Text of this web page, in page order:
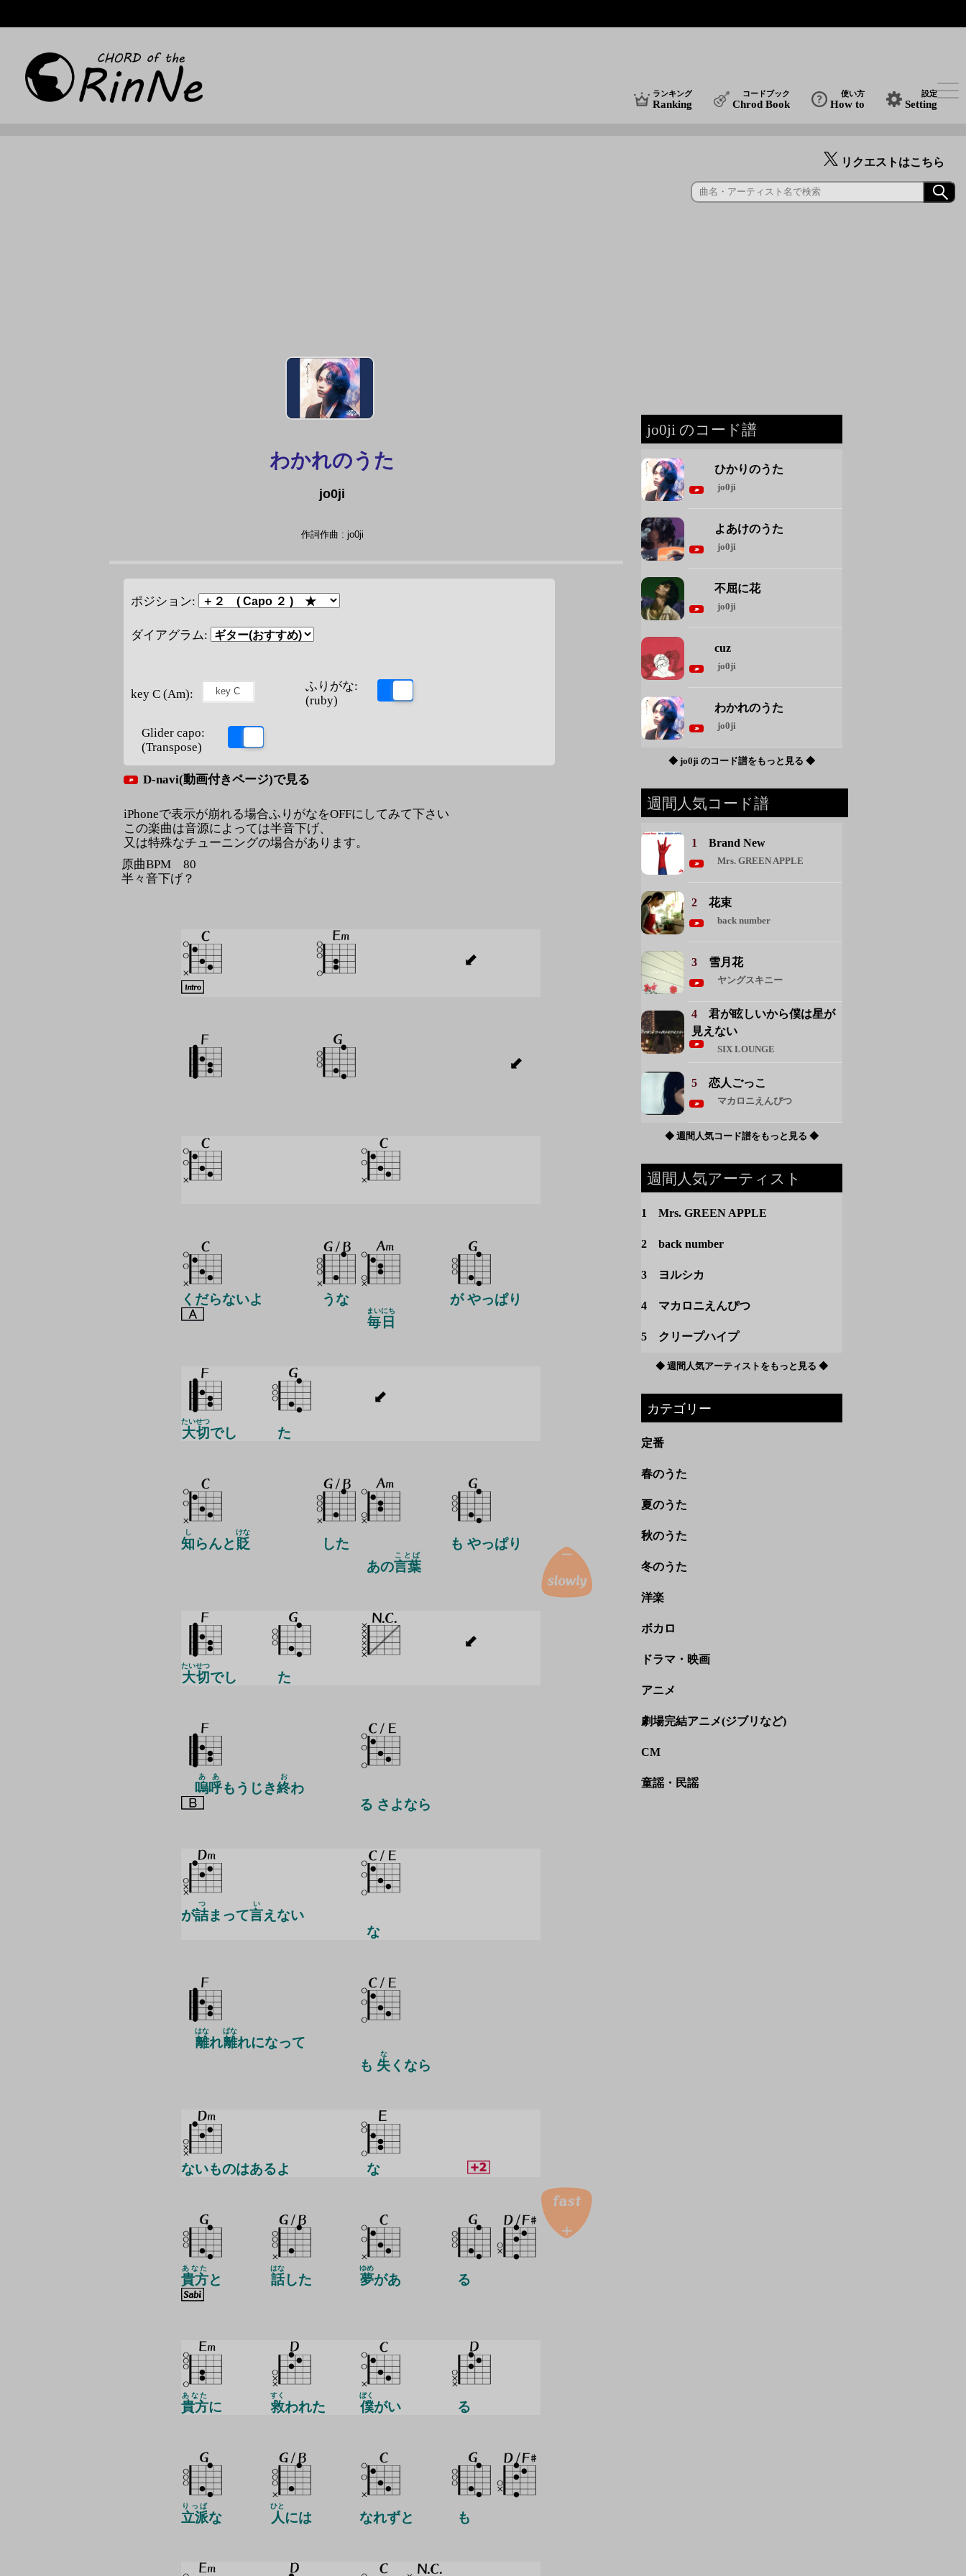
ランキング
Ranking
コードブック
Chrod Book
使い方
How to
設定
Setting
リクエストはこちら
わかれのうた
jo0ji
作詞作曲 : jo0ji
ポジション:
ダイアグラム:
key C (Am):
ふりがな:
(ruby)
Glider capo:
(Transpose)
D-navi(動画付きページ)で見る
iPhoneで表示が崩れる場合ふりがなをOFFにしてみて下さい
この楽曲は音源によっては半音下げ、
又は特殊なチューニングの場合があります。
原曲BPM 80
半々音下げ？
くだらないよ
うな
毎日
まいにち
が やっぱり
大切
たいせつ
でし た
知
し
らんと 貶
けな
した
あの言葉
ことば
も やっぱり
大切
たいせつ
でし た
嗚呼
ああ
もうじき終
お
わ
る さよなら
が詰
つ
まって言
い
えない
な
離
はな
れ離
ばな
れになって
も 失
な
くなら
ないものはあるよ な
貴方
あなた
と 話
はな
した 夢
ゆめ
があ る
貴方
あなた
に 救
すく
われた 僕
ぼく
がい る
立派
りっぱ
な 人
ひと
には なれずと も
jo0ji のコード譜
ひかりのうた
jo0ji
よあけのうた
jo0ji
不屈に花
jo0ji
cuz
jo0ji
わかれのうた
jo0ji
◆ jo0ji のコード譜をもっと見る ◆
週間人気コード譜
1 Brand New
Mrs. GREEN APPLE
2 花束
back number
3 雪月花
ヤングスキニー
4 君が眩しいから僕は星が
見えない
SIX LOUNGE
5 恋人ごっこ
マカロニえんぴつ
◆ 週間人気コード譜をもっと見る ◆
週間人気アーティスト
1 Mrs. GREEN APPLE
2 back number
3 ヨルシカ
4 マカロニえんぴつ
5 クリープハイプ
◆ 週間人気アーティストをもっと見る ◆
カテゴリー
定番
春のうた
夏のうた
秋のうた
冬のうた
洋楽
ボカロ
ドラマ・映画
アニメ
劇場完結アニメ(ジブリなど)
CM
童謡・民謡